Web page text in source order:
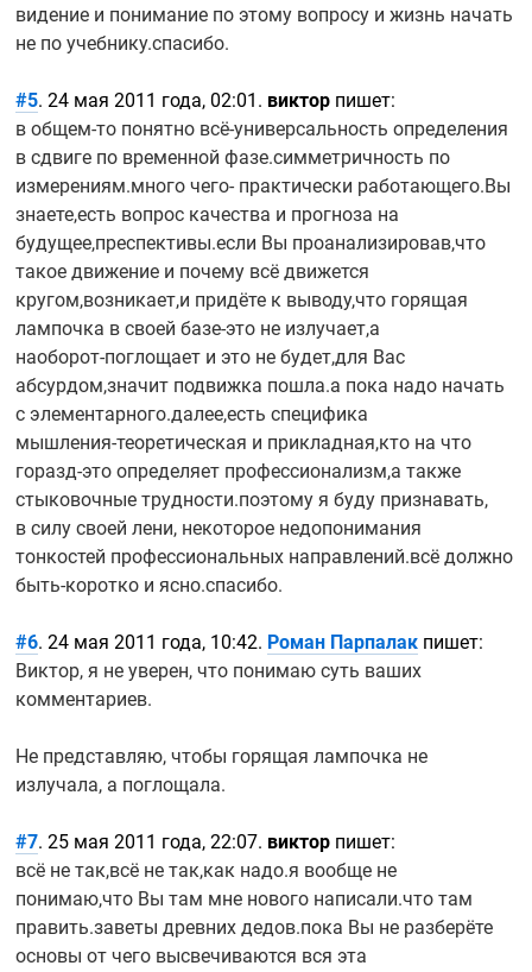
видение и понимание по этому вопросу и жизнь начать
не по учебнику.спасибо.
#5. 24 мая 2011 года, 02:01. виктор пишет:
вобщем-то понятно всё-универсальность определения
в сдвиге по временной фазе.симметричность по
измерениям.много чего- практически работающего.Вы
знаете,есть вопрос качества и прогноза на
будущее,преспективы.если Вы проанализировав,что
такое движение и почему всё движется
кругом,возникает,и придёте к выводу,что горящая
лампочка в своейбазе-это не излучает,а
наоборот-поглощает и это не будет,для Вас
абсурдом,значит подвижка пошла.а пока надо начать
с элементарного.далее,есть специфика
мышления-теоретическая и прикладная,кто на что
горазд-это определяет профессионализм,а также
стыковочные трудности.поэтому я буду признавать,
в силу своей лени, некоторое недопонимания
тонкостей профессиональных направлений.всё должно
быть-коротко и ясно.спасибо.
#6. 24 мая 2011 года, 10:42. Роман Парпалак пишет:
Виктор, я не уверен, что понимаю суть ваших
комментариев.
Не представляю, чтобы горящая лампочка не
излучала, а поглощала.
#7. 25 мая 2011 года, 22:07. виктор пишет:
всё не так,всё не так,как надо.я вообще не
понимаю,что Вы там мне нового написали.что там
править.заветы древних дедов.пока Вы не разберёте
основы от чего высвечиваются вся эта